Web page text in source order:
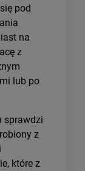
pod
na
z
lub po
sprawdzi
z
które z